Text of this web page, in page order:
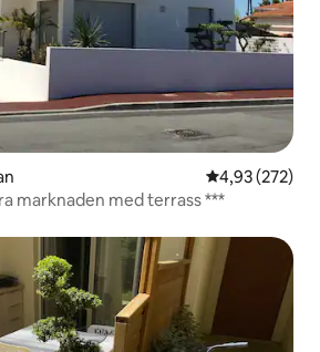
4,93 av 5 i
4,93 (272)
marknaden med terrass ***